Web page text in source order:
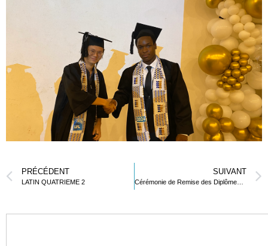
PRÉCÉDENT
LATIN QUATRIEME 2
SUIVANT
Cérémonie de Remise des Diplômes du BAC 2024 du Lycée Français de Lomé